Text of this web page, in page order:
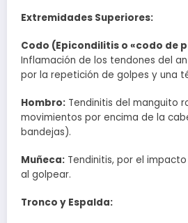
Extremidades Superiores:
Codo (Epicondilitis o «codo de
Inflamación de los tendones del
por la repetición de golpes y una
Hombro: Tendinitis del manguito
movimientos por encima de la
bandejas).
Muñeca: Tendinitis, por el
al golpear.
Tronco y Espalda: